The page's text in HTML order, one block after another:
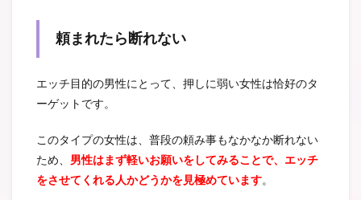
頼まれたら断れない
エッチ目的の男性にとって、押しに弱い女性は恰好のタ
ーゲットです。
このタイプの女性は、普段の頼み事もなかなか断れない
ため、 男性はまず軽いお願いをしてみることで、エッチ
をさせてくれる人かどうかを見極めています。